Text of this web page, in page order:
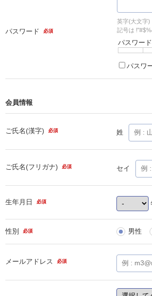
パスワード 必須
英字(大文字)
記号は
パスワー
パスワ
会員情報
ご氏名(漢字) 必須 姓
ご氏名(フリガナ) 必須 セイ
生年月日 必須
性別 必須 男性
メールアドレス 必須